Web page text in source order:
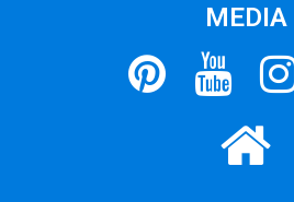
MEDIA